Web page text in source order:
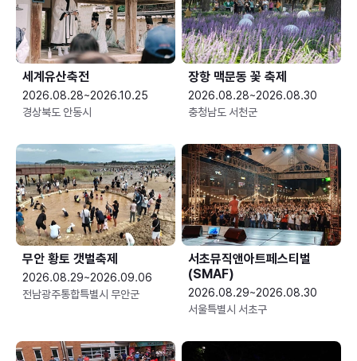
세계유산축전
2026.08.28~2026.10.25
경상북도 안동시
장항 맥문동 꽃 축제
2026.08.28~2026.08.30
충청남도 서천군
무안 황토 갯벌축제
2026.08.29~2026.09.06
전남광주통합특별시 무안군
서초뮤직앤아트페스티벌
(SMAF)
2026.08.29~2026.08.30
서울특별시 서초구